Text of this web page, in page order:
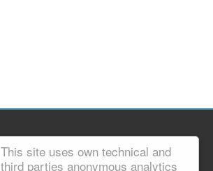
This site uses own technical and
third parties anonymous analytics